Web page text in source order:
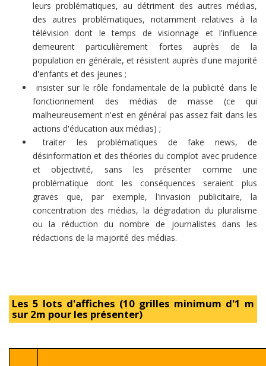
leurs problématiques, au détriment des autres médias,
des autres problématiques, notamment relatives à la
télévision dont le temps de visionnage et l'influence
demeurent particulièrement fortes auprès de la
population en générale, et résistent auprès d'une majorité
d'enfants et des jeunes ;
insister sur le rôle fondamentale de la publicité dans le
fonctionnement des médias de masse (ce qui
malheureusement n'est en général pas assez fait dans les
actions d'éducation aux médias) ;
traiter les problématiques de fake news, de
désinformation et des théories du complot avec prudence
et objectivité, sans les présenter comme une
problématique dont les conséquences seraient plus
graves que, par exemple, l'invasion publicitaire, la
concentration des médias, la dégradation du pluralisme
ou la réduction du nombre de journalistes dans les
rédactions de la majorité des médias.
Les 5 lots d'affiches (10 grilles minimum d'1 m
sur 2m pour les présenter)